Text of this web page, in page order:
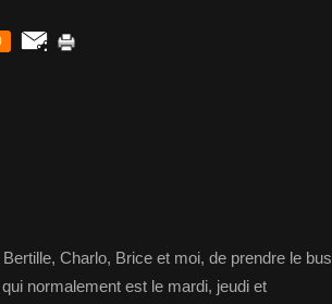
Charlo, Brice et moi, de prendre le bus
normalement est le mardi, jeudi et